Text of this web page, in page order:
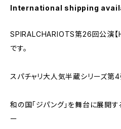
International shipping
SPIRALCHARIOTS第26回公演
です。
スパチャリ大人気半蔵シリーズ第4
和の国｢ジパング｣を舞台に展開す
ー